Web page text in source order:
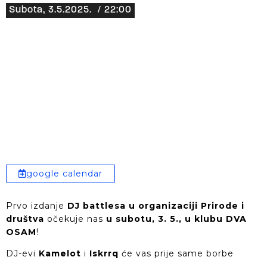
Subota, 3.5.2025. / 22:00
google calendar
Prvo izdanje DJ battlesa u organizaciji Prirode i
društva očekuje nas u subotu, 3. 5., u klubu DVA
OSAM!
DJ-evi Kamelot i Iskrrq će vas prije same borbe